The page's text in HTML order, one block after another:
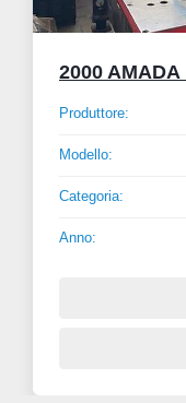
2000
Produttore:
Modello:
Categoria:
Anno: